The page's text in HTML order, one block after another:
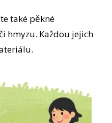
také pěkné
hmyzu. Každou jejich